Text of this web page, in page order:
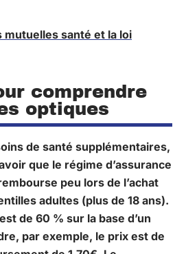
mutuelles santé et la loi
comprendre
optiques
de santé supplémentaires,
que le régime d’assurance
peu lors de l’achat
adultes (plus de 18 ans).
de 60 % sur la base d’un
par exemple, le prix est de